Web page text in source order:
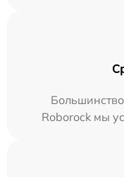
Roborock мы